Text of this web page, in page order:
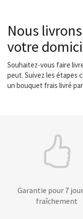
Nous
votre
Souhaitez-vous faire
peut. Suivez les étapes
un bouquet frais livré
Garantie pour 7
fraîchement